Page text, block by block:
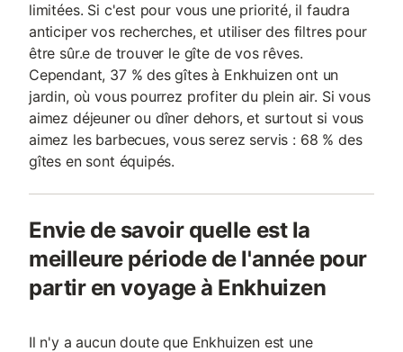
limitées. Si c'est pour vous une priorité, il faudra
anticiper vos recherches, et utiliser des filtres pour
être sûr.e de trouver le gîte de vos rêves.
Cependant, 37 % des gîtes à Enkhuizen ont un
jardin, où vous pourrez profiter du plein air. Si vous
aimez déjeuner ou dîner dehors, et surtout si vous
aimez les barbecues, vous serez servis : 68 % des
gîtes en sont équipés.
Envie de savoir quelle est la
meilleure période de l'année pour
partir en voyage à Enkhuizen
Il n'y a aucun doute que Enkhuizen est une